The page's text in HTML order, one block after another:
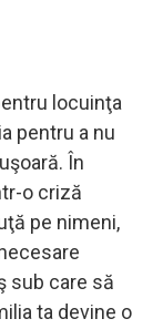
locuinţa
pentru a nu
În
o criză
pe nimeni,
sub care să
ta devine o